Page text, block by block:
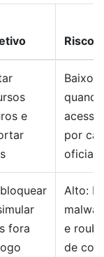
Risco
e
Baixo
quando
por
oficial
fora
Alto:
e
de